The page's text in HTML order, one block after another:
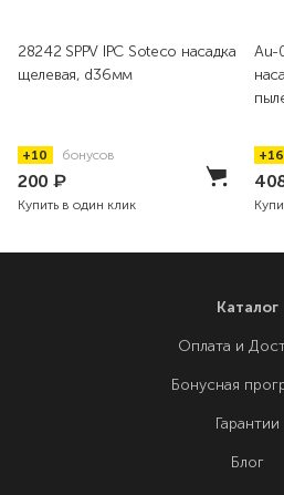
28242 SPPV IPC Soteco насадка
щелевая, d36мм
+10 бонусов
200 ₽
Купить в один клик
Au-
+16
Каталог
Оплата и
Бонусная
Гарантии
Блог